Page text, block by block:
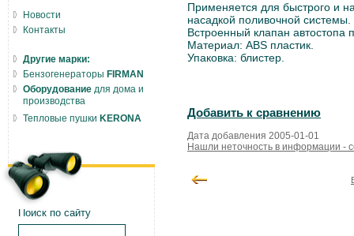
Применяется для быстрого и
насадкой поливочной системы.
Встроенный клапан автостопа
Материал: ABS пластик.
Упаковка: блистер.
Добавить к сравнению
Дата добавления 2005-01-01
Нашли неточность в информации -
Новости
Контакты
Другие марки:
Бензогенераторы FIRMAN
Оборудование для дома и
производства
Тепловые пушки KERONA
Поиск по сайту